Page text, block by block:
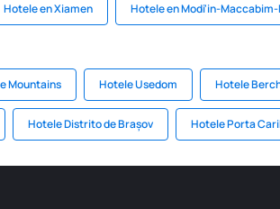
Hotele en Xiamen Hotele en Modi'in-
Mountains Hotele Usedom Hotele
Hotele Distrito de Brașov Hotele Porta